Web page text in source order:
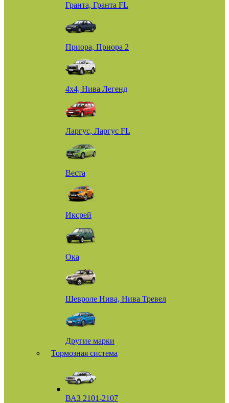
Гранта, Гранта FL
Приора, Приора 2
4х4, Нива Легенд
Ларгус, Ларгус FL
Веста
Иксрей
Ока
Шевроле Нива, Нива Тревел
Другие марки
Тормозная система
ВАЗ 2101-2107